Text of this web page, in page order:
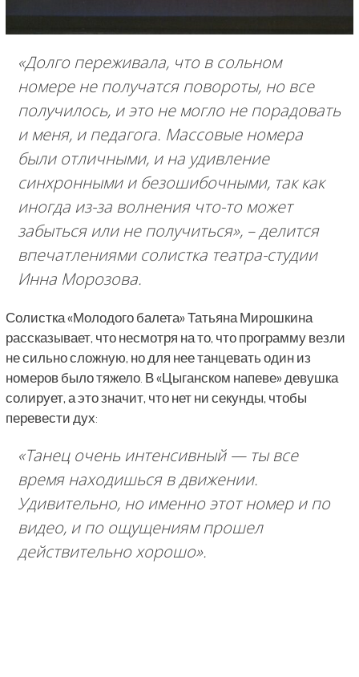
«Долго переживала, что в сольном
номере не получатся повороты, но все
получилось, и это не могло не порадовать
и меня, и педагога. Массовые номера
были отличными, и на удивление
синхронными и безошибочными, так как
иногда из-за волнения что-то может
забыться или не получиться»,– делится
впечатлениями солистка театра-студии
Инна Морозова.
Солистка «Молодого балета» Татьяна Мирошкина
рассказывает, что несмотря на то, что программу везли
не сильно сложную, но для нее танцевать один из
номеров было тяжело. В «Цыганском напеве» девушка
солирует, а это значит, что нет ни секунды, чтобы
перевести дух:
«Танец очень интенсивный — ты все
время находишься в движении.
Удивительно, но именно этот номер и по
видео, и по ощущениям прошел
действительно хорошо».